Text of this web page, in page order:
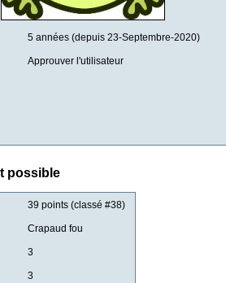
5 années (depuis 23-Septembre-2020)
Approuver l'utilisateur
possible
39 points (classé #38)
Crapaud fou
3
3